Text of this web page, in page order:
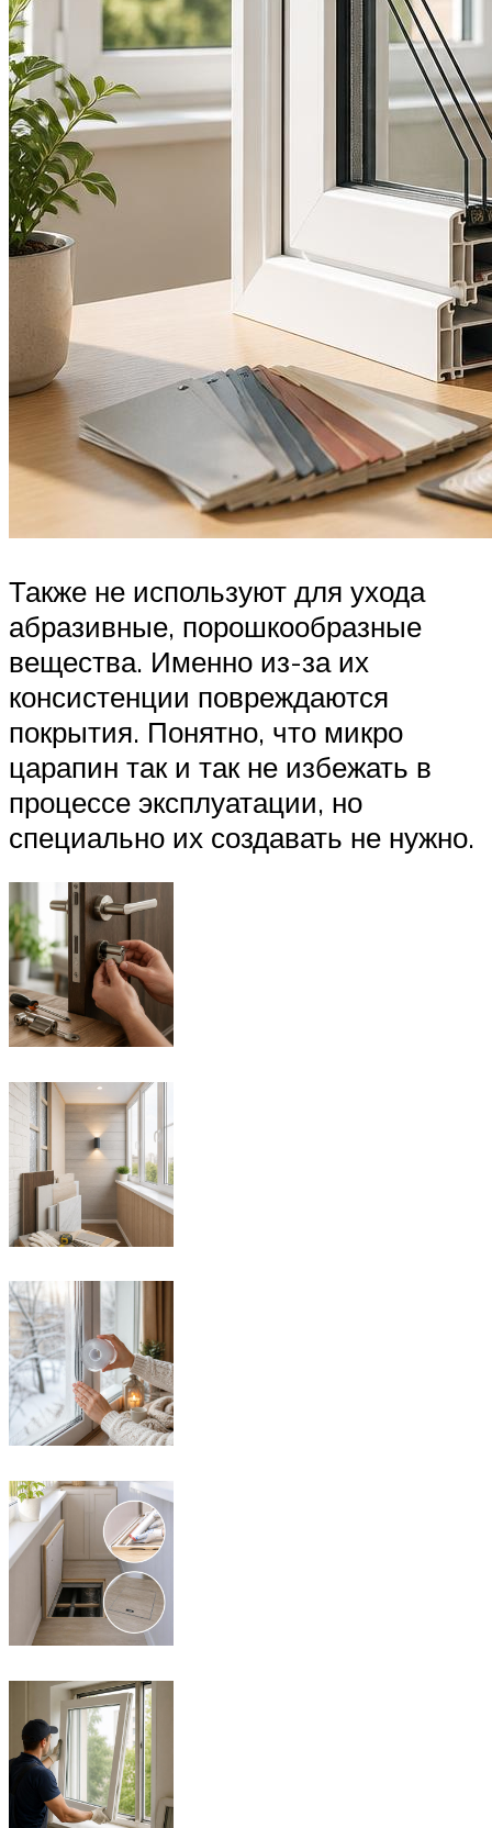
Также не используют для ухода
абразивные, порошкообразные
вещества. Именно из-за их
консистенции повреждаются
покрытия. Понятно, что микро
царапин так и так не избежать в
процессе эксплуатации, но
специально их создавать не нужно.